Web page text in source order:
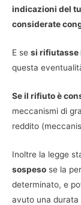
indicazioni del
considerate
E se si rifiutasse
questa
Se il rifiuto è
meccanismi di
reddito
Inoltre la legge
sospeso se la
determinato, e
avuto una durata